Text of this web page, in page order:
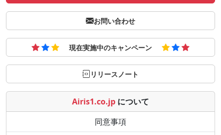
お問い合わせ
現在実施中のキャンペーン
リリースノート
Airis1.co.jp について
同意事項